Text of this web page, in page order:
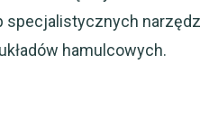
specjalistycznych
hamulcowych.